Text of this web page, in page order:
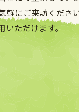
にご来訪くださ
いただけます。